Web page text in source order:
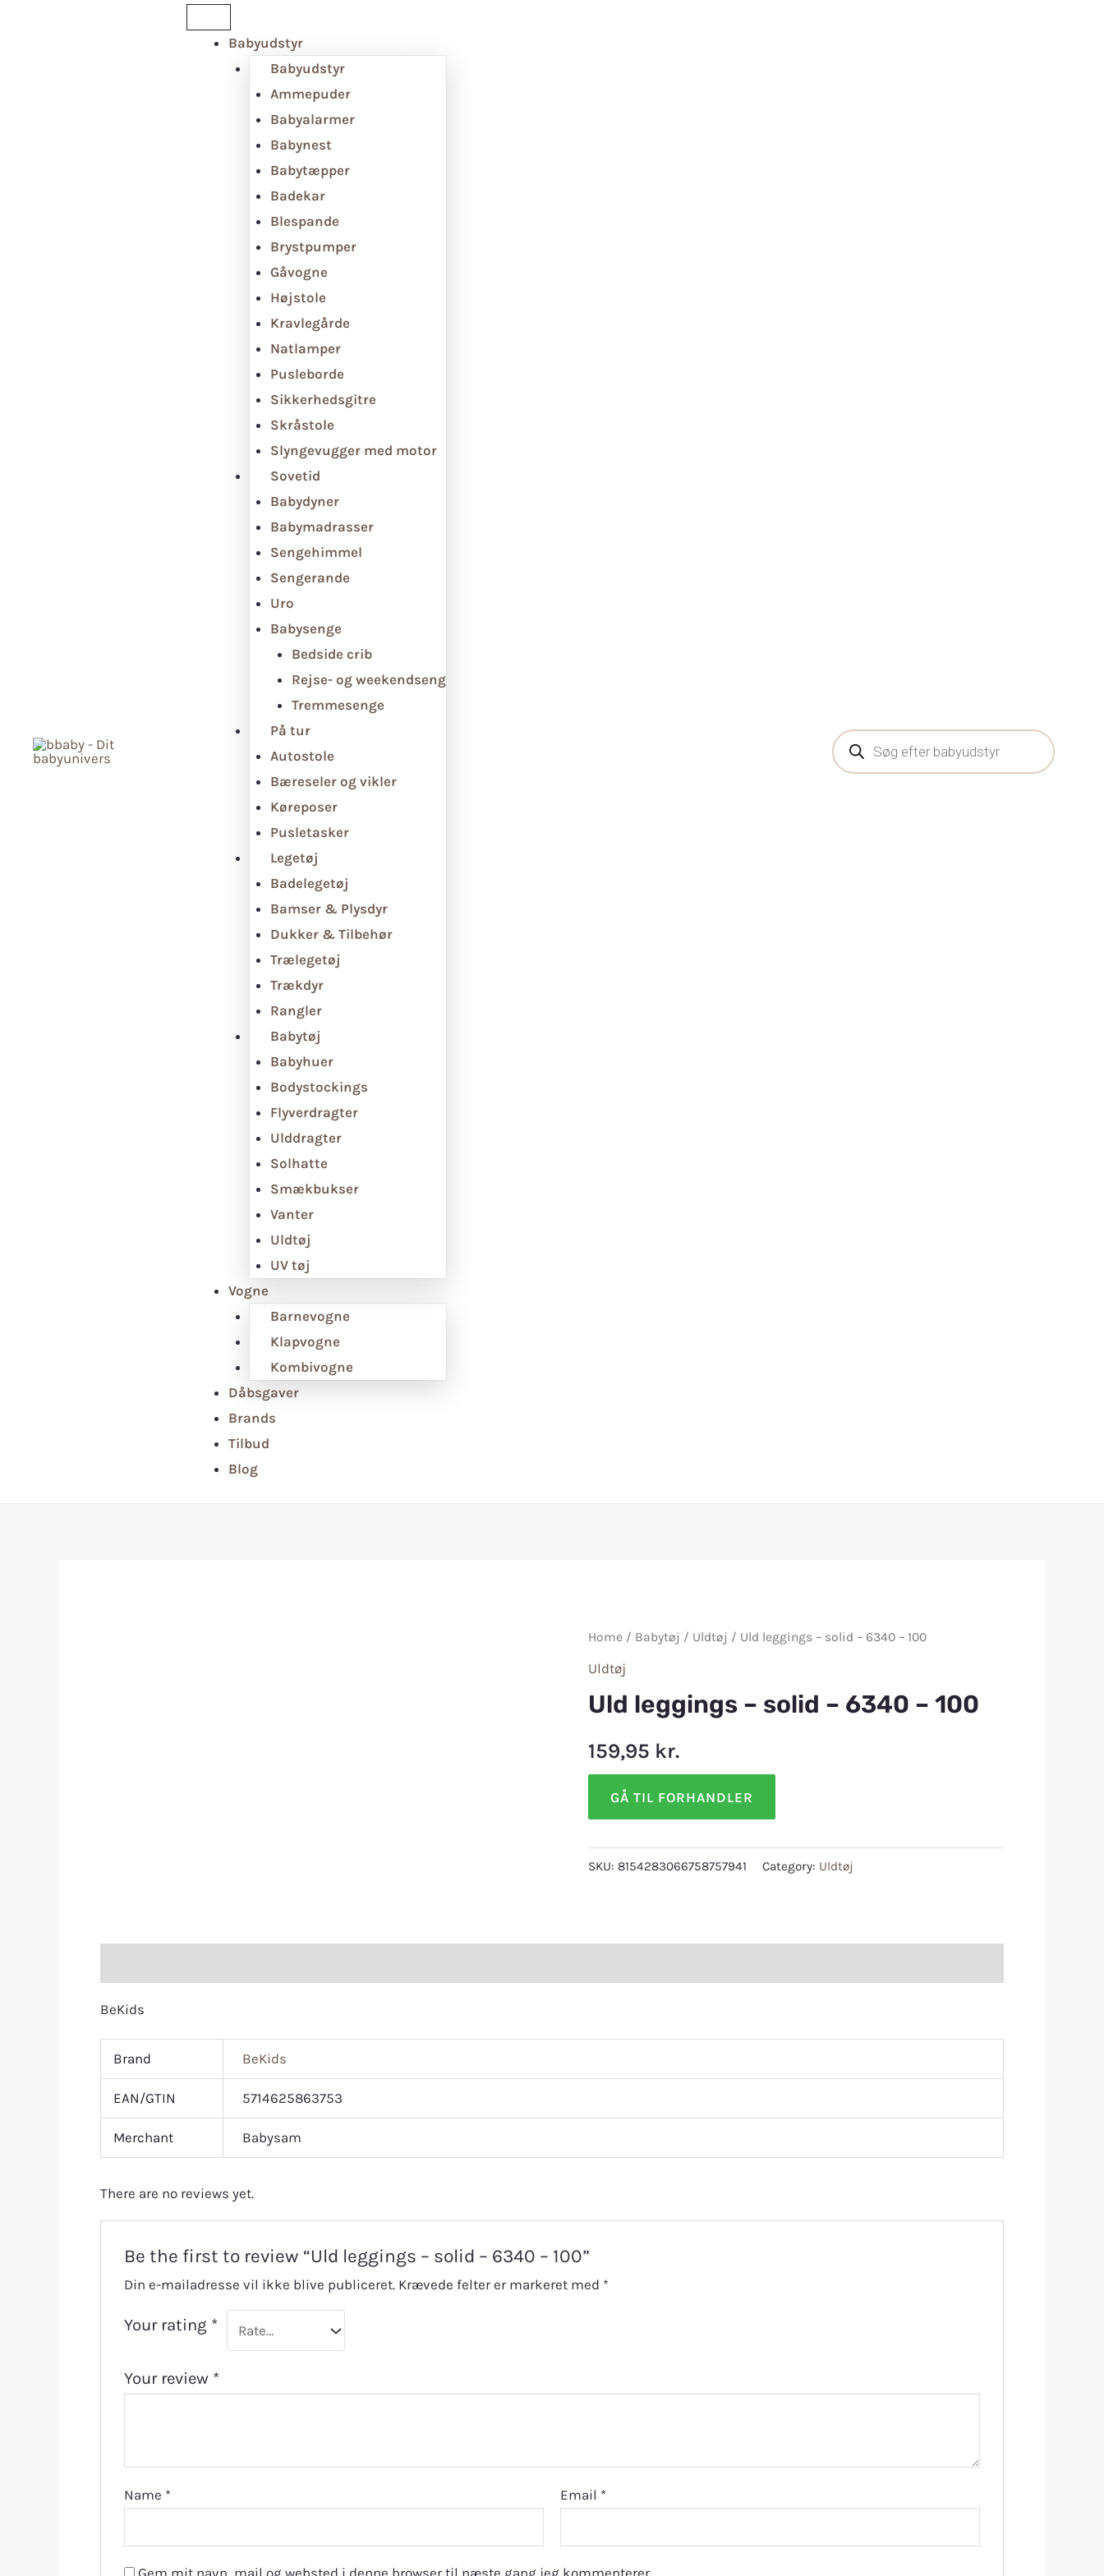
Babyudstyr
Babyudstyr
Ammepuder
Babyalarmer
Babynest
Babytæpper
Badekar
Blespande
Brystpumper
Gåvogne
Højstole
Kravlegårde
Natlamper
Pusleborde
Sikkerhedsgitre
Skråstole
Slyngevugger med motor
Sovetid
Babydyner
Babymadrasser
Sengehimmel
Sengerande
Uro
Babysenge
Bedside crib
Rejse- og weekendseng
Tremmesenge
På tur
Autostole
Bæreseler og vikler
Køreposer
Pusletasker
Legetøj
Badelegetøj
Bamser & Plysdyr
Dukker & Tilbehør
Trælegetøj
Trækdyr
Rangler
Babytøj
Babyhuer
Bodystockings
Flyverdragter
Ulddragter
Solhatte
Smækbukser
Vanter
Uldtøj
UV tøj
Vogne
Barnevogne
Klapvogne
Kombivogne
Dåbsgaver
Brands
Tilbud
Blog
Home / Babytøj / Uldtøj / Uld leggings – solid – 6340 – 100
Uldtøj
Uld leggings – solid – 6340 – 100
159,95 kr.
GÅ TIL FORHANDLER
SKU: 8154283066758757941 Category: Uldtøj
BeKids
Brand BeKids
EAN/GTIN 5714625863753
Merchant Babysam
There are no reviews yet.
Be the first to review “Uld leggings – solid – 6340 – 100”
Din e-mailadresse vil ikke blive publiceret. Krævede felter er markeret med *
Your rating *
Your review *
Name * Email *